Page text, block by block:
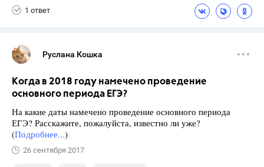
1 ответ
Руслана Кошка
Когда в 2018 году намечено проведение
основного периода ЕГЭ?
На какие даты намечено проведение основного периода
ЕГЭ? Расскажите, пожалуйста, известно ли уже?
(Подробнее...)
26 сентября 2017